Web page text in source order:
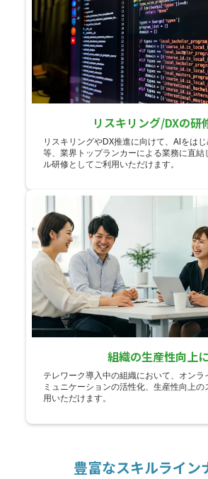
リスキリング/DXの研
リスキリングやDX推進に向けて、AIをは
等、業界トップランカーによる業務に直結
ル研修としてご利用いただけます。
組織の生産性向上
テレワーク導入中の組織において、オンラ
ミュニケーションの活性化、生産性向上
用いただけます。
豊富なスキルライン